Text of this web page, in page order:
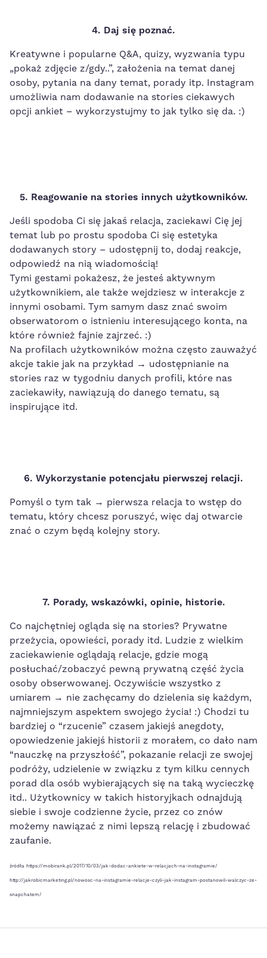
4. Daj się poznać.
Kreatywne i popularne Q&A, quizy, wyzwania typu
„pokaż zdjęcie z/gdy..”, założenia na temat danej
osoby, pytania na dany temat, porady itp. Instagram
umożliwia nam dodawanie na stories ciekawych
opcji ankiet – wykorzystujmy to jak tylko się da. :)
5. Reagowanie na stories innych użytkowników.
Jeśli spodoba Ci się jakaś relacja, zaciekawi Cię jej
temat lub po prostu spodoba Ci się estetyka
dodawanych story – udostępnij to, dodaj reakcje,
odpowiedź na nią wiadomością!
Tymi gestami pokażesz, że jesteś aktywnym
użytkownikiem, ale także wejdziesz w interakcje z
innymi osobami. Tym samym dasz znać swoim
obserwatorom o istnieniu interesującego konta, na
które również fajnie zajrzeć. :)
Na profilach użytkowników można często zauważyć
akcje takie jak na przykład → udostępnianie na
stories raz w tygodniu danych profili, które nas
zaciekawiły, nawiązują do danego tematu, są
inspirujące itd.
6. Wykorzystanie potencjału pierwszej relacji.
Pomyśl o tym tak → pierwsza relacja to wstęp do
tematu, który chcesz poruszyć, więc daj otwarcie
znać o czym będą kolejny story.
7. Porady, wskazówki, opinie, historie.
Co najchętniej ogląda się na stories? Prywatne
przeżycia, opowieści, porady itd. Ludzie z wielkim
zaciekawienie oglądają relacje, gdzie mogą
posłuchać/zobaczyć pewną prywatną część życia
osoby obserwowanej. Oczywiście wszystko z
umiarem → nie zachęcamy do dzielenia się każdym,
najmniejszym aspektem swojego życia! :) Chodzi tu
bardziej o “rzucenie” czasem jakiejś anegdoty,
opowiedzenie jakiejś historii z morałem, co dało nam
“nauczkę na przyszłość”, pokazanie relacji ze swojej
podróży, udzielenie w związku z tym kilku cennych
porad dla osób wybierających się na taką wycieczkę
itd.. Użytkownicy w takich historyjkach odnajdują
siebie i swoje codzienne życie, przez co znów
możemy nawiązać z nimi lepszą relację i zbudować
zaufanie.
źródła https://mobirank.pl/2017/10/03/jak-dodac-ankiete-w-relacjach-na-instagramie/
http://jakrobicmarketing.pl/nowosc-na-instagramie-relacje-czyli-jak-instagram-postanowil-walczyc-ze-
snapchatem/